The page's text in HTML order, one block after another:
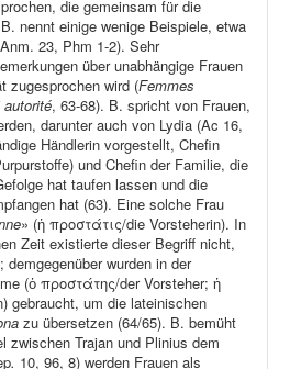
die gemeinsam für die
nennt einige wenige Beispiele, etwa
23, Phm 1-2). Sehr
über unabhängige Frauen
zugesprochen wird (Femmes
autorité, 63-68). B. spricht von Frauen,
darunter auch von Lydia (Ac 16,
Händlerin vorgestellt, Chefin
und Chefin der Familie, die
hat taufen lassen und die
hat (63). Eine solche Frau
» (ἡ προστάτις/die Vorsteherin). In
Zeit existierte dieser Begriff nicht,
wurden in der
(ὁ προστάτης/der Vorsteher; ἡ
gebraucht, um die lateinischen
zu übersetzen (64/65). B. bemüht
zwischen Trajan und Plinius dem
. 10, 96, 8) werden Frauen als